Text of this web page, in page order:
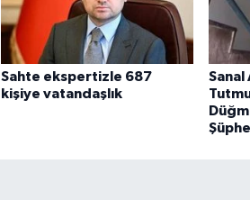
Sahte ekspertizle 687
kişiye vatandaşlık
Sanal